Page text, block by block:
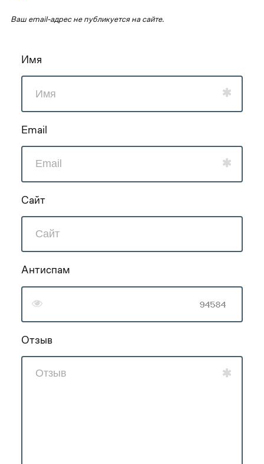
Ваш email-адрес не публикуется на сайте.
Имя
Email
Сайт
Антиспам
Отзыв